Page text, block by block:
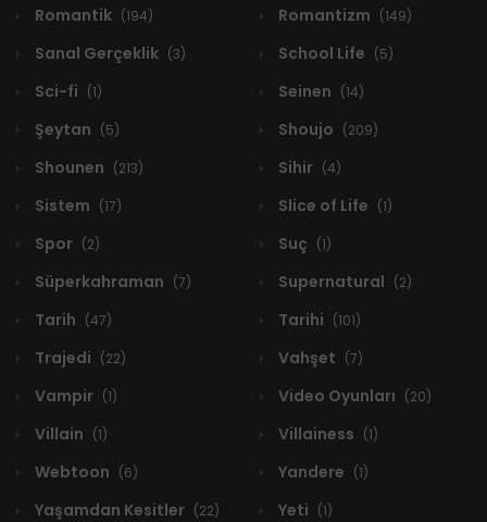
Romantik (194) Romantizm (149)
Sanal Gerçeklik (3) School Life (5)
Sci-fi (1) Seinen (14)
Şeytan (5) Shoujo (209)
Shounen (213) Sihir (4)
Sistem (17) Slice of Life (1)
Spor (2) Suç (1)
Süperkahraman (7) Supernatural (2)
Tarih (47) Tarihi (101)
Trajedi (22) Vahşet (7)
Vampir (1) Video Oyunları (20)
Villain (1) Villainess (1)
Webtoon (6) Yandere (1)
Yaşamdan Kesitler (22) Yeti (1)